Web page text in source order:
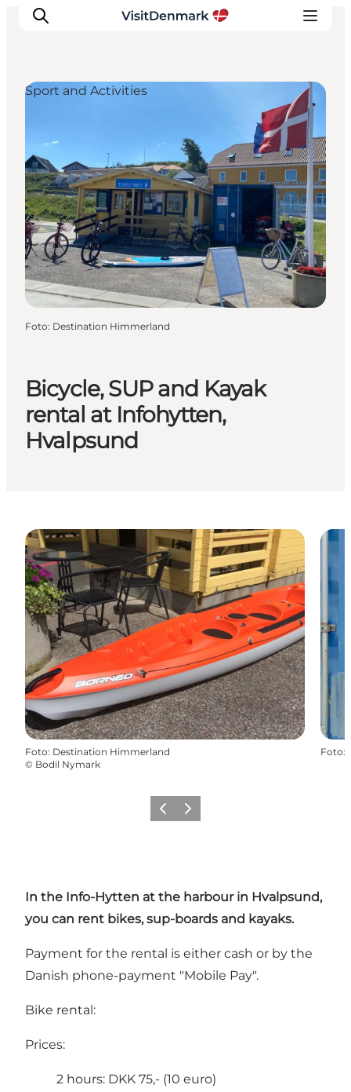
Dove andare
Cosa fare
Dove dormire
Pianifica il viaggio
Bicycle, SUP and Kayak
rental at Infohytten,
Hvalpsund
Sport and Activities
Foto: Destination Himmerland
Foto: Destination Himmerland
© Bodil Nymark
Foto:
Precedente
Avanti
In the Info-Hytten at the harbour in Hvalpsund,
you can rent bikes, sup-boards and kayaks.
Payment for the rental is either cash or by the
Danish phone-payment "Mobile Pay".
Bike rental:
Prices:
2 hours: DKK 75,- (10 euro)